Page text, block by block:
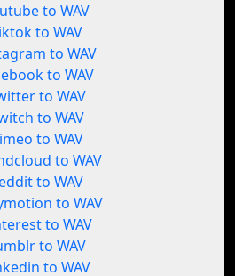
to WAV
to WAV
to WAV
to WAV
to WAV
to WAV
to WAV
to WAV
to WAV
to WAV
to WAV
to WAV
to WAV